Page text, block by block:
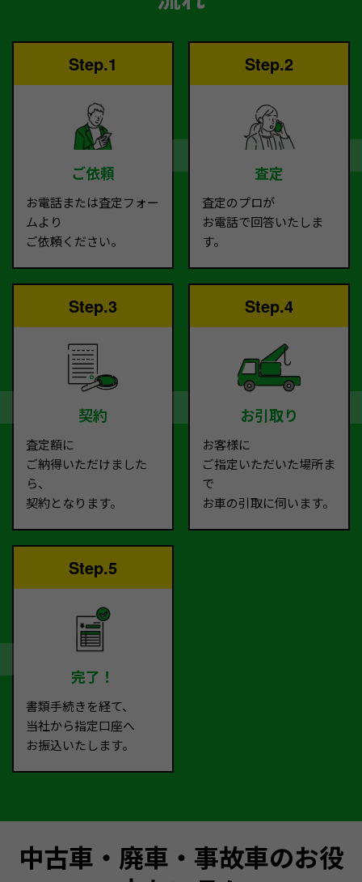
Step.1
ご依頼
お電話または査定フォー
ムより
ご依頼ください。
Step.2
査定
査定のプロが
お電話で回答いたしま
す。
Step.3
契約
査定額に
ご納得いただけました
ら、
契約となります。
Step.4
お引取り
お客様に
ご指定いただいた場所ま
で
お車の引取に伺います。
Step.5
完了！
書類手続きを経て、
当社から指定口座へ
お振込いたします。
中古車・廃車・事故車のお役